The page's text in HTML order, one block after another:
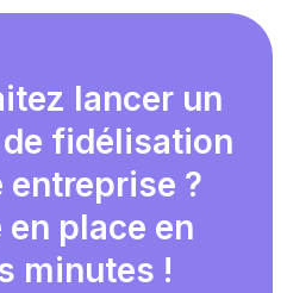
lancer un
fidélisation
entreprise ?
place en
minutes !